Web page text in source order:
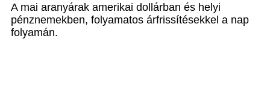
A mai aranyárak amerikai dollárban és helyi
pénznemekben, folyamatos árfrissítésekkel a nap
folyamán.